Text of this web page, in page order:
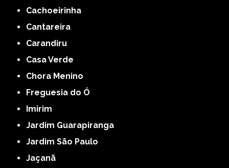
Cachoeirinha
Cantareira
Carandiru
Casa Verde
Chora Menino
Freguesia do Ó
Imirim
Jardim Guarapiranga
Jardim São Paulo
Jaçanã